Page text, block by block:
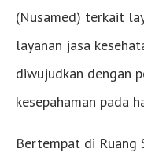
(Nusamed) terkait
layanan jasa
diwujudkan dengan
kesepahaman pada
Bertempat di Ruang